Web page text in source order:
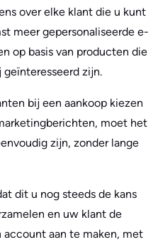
over elke klant die u kunt
meer gepersonaliseerde e-
op basis van producten die
zijn.
bij een aankoop kiezen
moet het
zijn, zonder lange
dit u nog steeds de kans
en uw klant de
aan te maken, met